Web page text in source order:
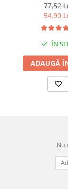
77,52
54,90
ÎN
ADAUGĂ
Nu